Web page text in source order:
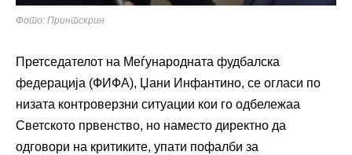
Фото: Принтскрин
Претседателот на Меѓународната фудбалска
федерација (ФИФА), Џани Инфантино, се огласи по
низата контроверзни ситуации кои го одбележаа
Светското првенство, но наместо директно да
одговори на критиките, упати пофалби за